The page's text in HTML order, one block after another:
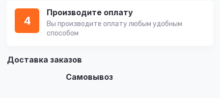
4
Производите оплату
Вы производите оплату любым удобным
способом
Доставка заказов
Самовывоз